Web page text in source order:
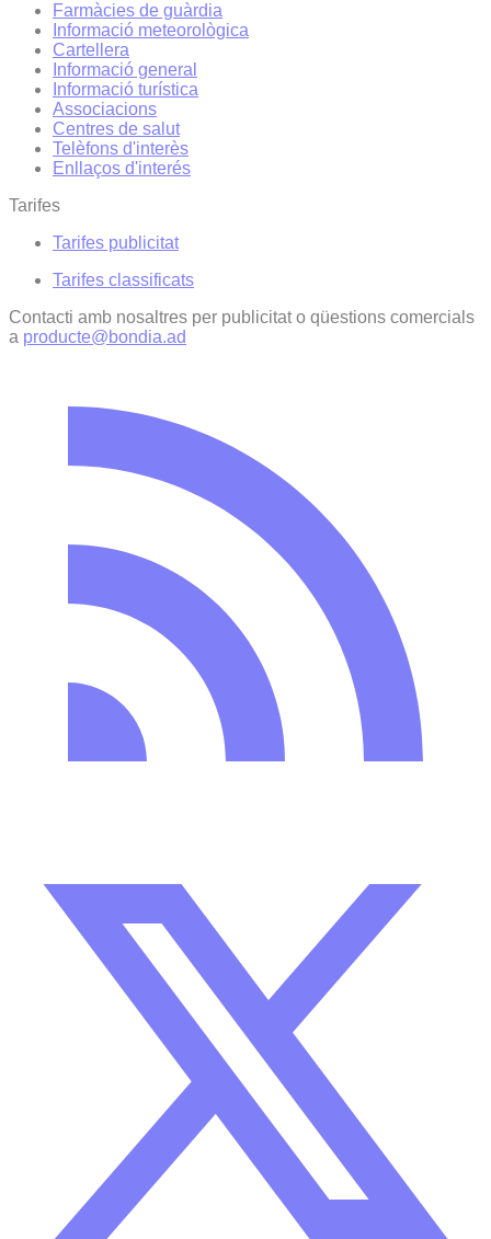
Farmàcies de guàrdia
Informació meteorològica
Cartellera
Informació general
Informació turística
Associacions
Centres de salut
Telèfons d'interès
Enllaços d'interés
Tarifes
Tarifes publicitat
Tarifes classificats
Contacti amb nosaltres per publicitat o qüestions comercials
a producte@bondia.ad